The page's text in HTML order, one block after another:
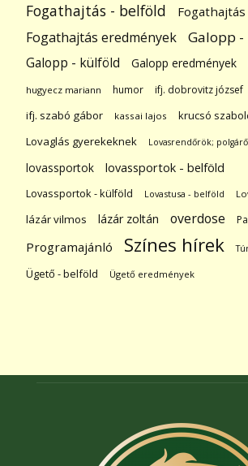
Fogathajtás - belföld
Fogathajtás eredmények Galopp
Galopp - külföld Galopp eredmények
hugyecz mariann humor ifj. dobrovitz józsef
ifj. szabó gábor kassai lajos krucsó
Lovaglás gyerekeknek Lovasrendőrök;
lovassportok lovassportok - belföld
Lovassportok - külföld Lovastusa - belföld
lázár vilmos lázár zoltán overdose
Programajánló Színes hírek
Ügető - belföld Ügető eredmények